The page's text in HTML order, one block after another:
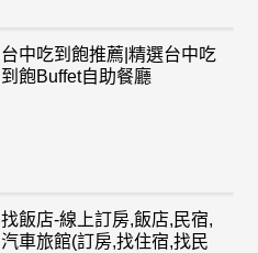
台中吃到飽推薦|精選台中吃
到飽Buffet自助餐廳
找飯店-線上訂房,飯店,民宿,
汽車旅館(訂房,找住宿,找民